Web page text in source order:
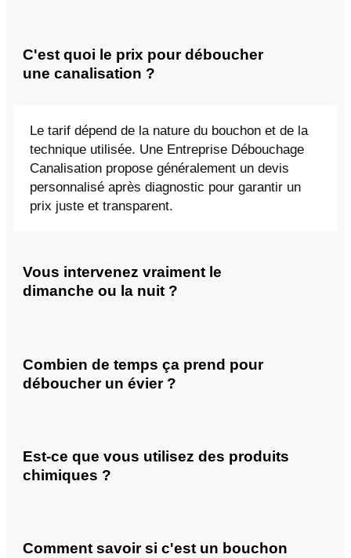
C'est quoi le prix pour déboucher
une canalisation ?
Le tarif dépend de la nature du bouchon et de la
technique utilisée. Une Entreprise Débouchage
Canalisation propose généralement un devis
personnalisé après diagnostic pour garantir un
prix juste et transparent.
Vous intervenez vraiment le
dimanche ou la nuit ?
Combien de temps ça prend pour
déboucher un évier ?
Est-ce que vous utilisez des produits
chimiques ?
Comment savoir si c'est un bouchon